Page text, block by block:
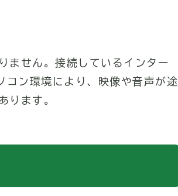
ません。接続しているインター
コン環境により、映像や音声が途
ります。